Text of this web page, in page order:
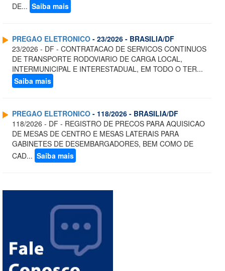
DE... Saiba mais
PREGAO ELETRONICO - 23/2026 - BRASILIA/DF
23/2026 - DF - CONTRATACAO DE SERVICOS CONTINUOS
DE TRANSPORTE RODOVIARIO DE CARGA LOCAL,
INTERMUNICIPAL E INTERESTADUAL, EM TODO O TER...
Saiba mais
PREGAO ELETRONICO - 118/2026 - BRASILIA/DF
118/2026 - DF - REGISTRO DE PRECOS PARA AQUISICAO
DE MESAS DE CENTRO E MESAS LATERAIS PARA
GABINETES DE DESEMBARGADORES, BEM COMO DE
CAD... Saiba mais